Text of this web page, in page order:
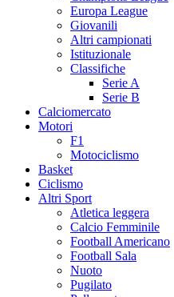
Europa League
Giovanili
Altri campionati
Istituzionale
Classifiche
Serie A
Serie B
Calciomercato
Motori
F1
Motociclismo
Basket
Ciclismo
Altri Sport
Atletica leggera
Calcio Femminile
Football Americano
Football Sala
Nuoto
Pugilato